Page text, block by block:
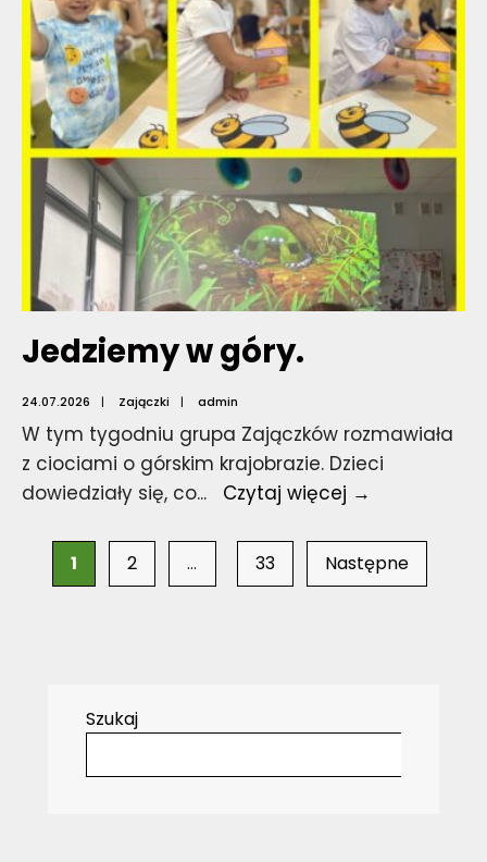
żłobkowej
–
oddział
ul.
Towarowa
Jedziemy w góry.
24.07.2026 | Zajączki | admin
W tym tygodniu grupa Zajączków rozmawiała
z ciociami o górskim krajobrazie. Dzieci
dowiedziały się, co... Czytaj więcej →
góry.
Stronicowanie
wpisów
1 2 … 33 Następne
Szukaj